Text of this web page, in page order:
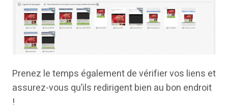
Prenez le temps également de vérifier vos liens et
assurez-vous qu’ils redirigent bien au bon endroit
!